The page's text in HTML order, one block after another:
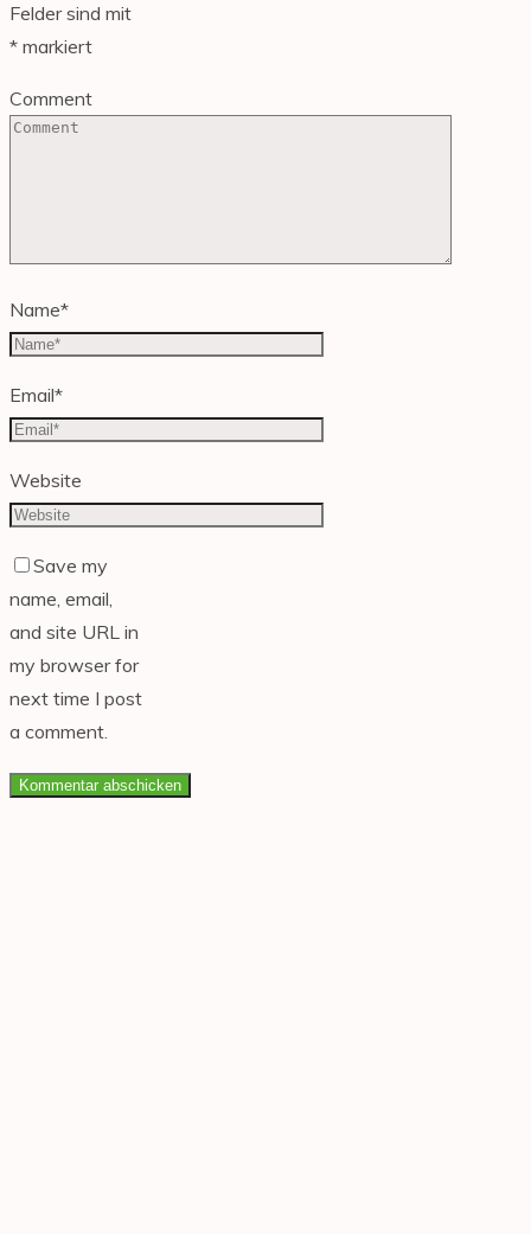
Felder sind mit
* markiert
Comment
Name*
Email*
Website
Save my
name, email,
and site URL in
my browser for
next time I post
a comment.